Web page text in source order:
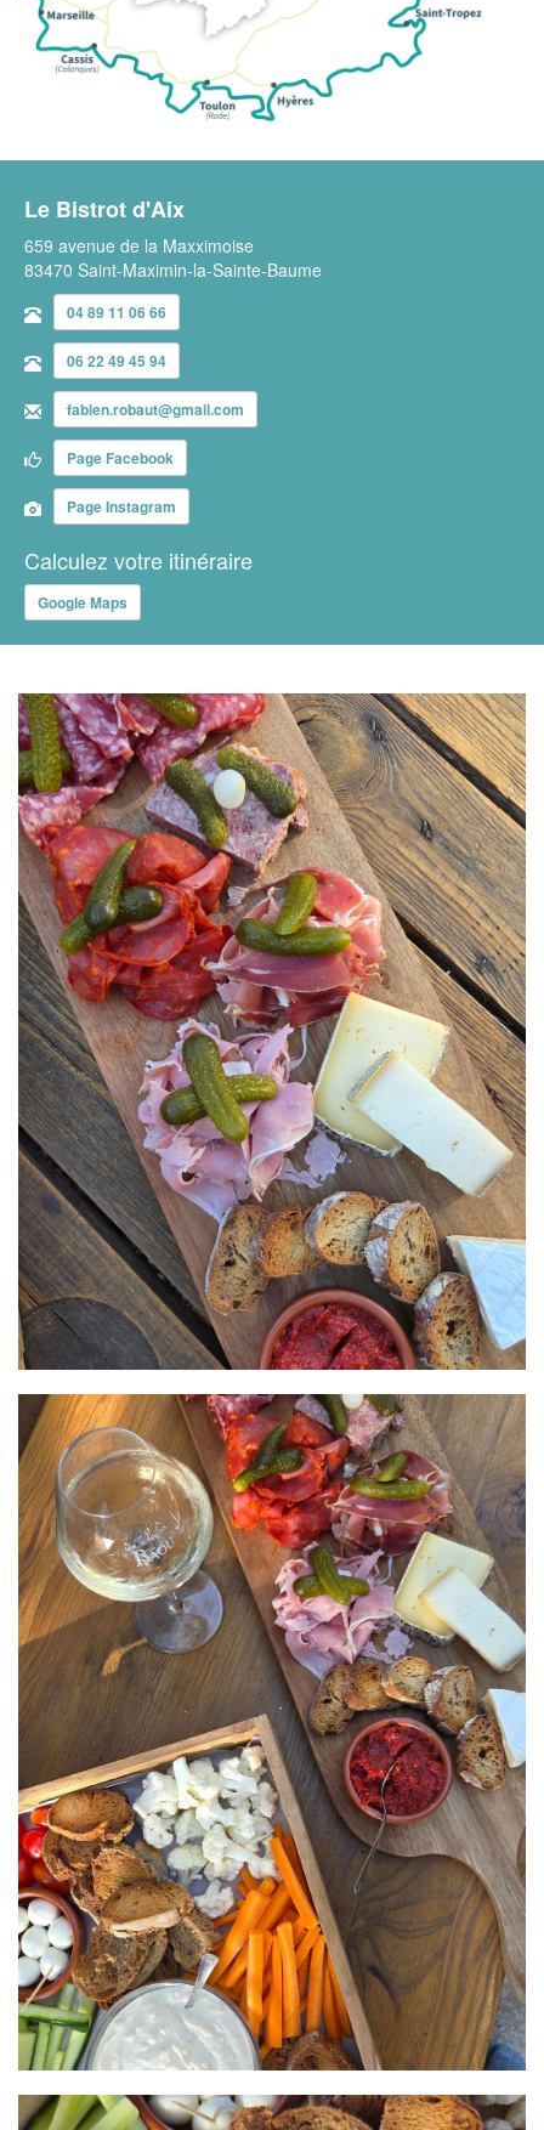
Le Bistrot d'Aix
659 avenue de la Maxximoise
83470 Saint-Maximin-la-Sainte-Baume
04 89 11 06 66
06 22 49 45 94
fabien.robaut@gmail.com
Page Facebook
Page Instagram
Calculez votre itinéraire
Google Maps